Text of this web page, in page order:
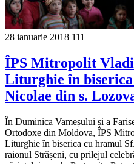
28 ianuarie 2018 111
ÎPS Mitropolit
Liturghie în
Nicolae din s.
În Duminica Vameșului și a
Ortodoxe din Moldova, ÎPS
Liturghie în biserica cu hramul
raionul Strășeni, cu prilejul